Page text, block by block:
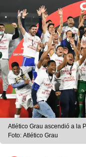
Atlético Grau ascendió a la
Foto: Atlético Grau